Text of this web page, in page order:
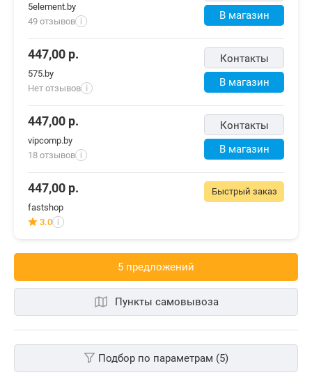
В магазин
5element.by
49 отзывов i
Контакты
В магазин
447,00 р.
575.by
Нет отзывов i
Контакты
В магазин
447,00 р.
vipcomp.by
18 отзывов i
Быстрый заказ
447,00 р.
fastshop
3.0 i
5 предложений
Пункты самовывоза
Подбор по параметрам (5)